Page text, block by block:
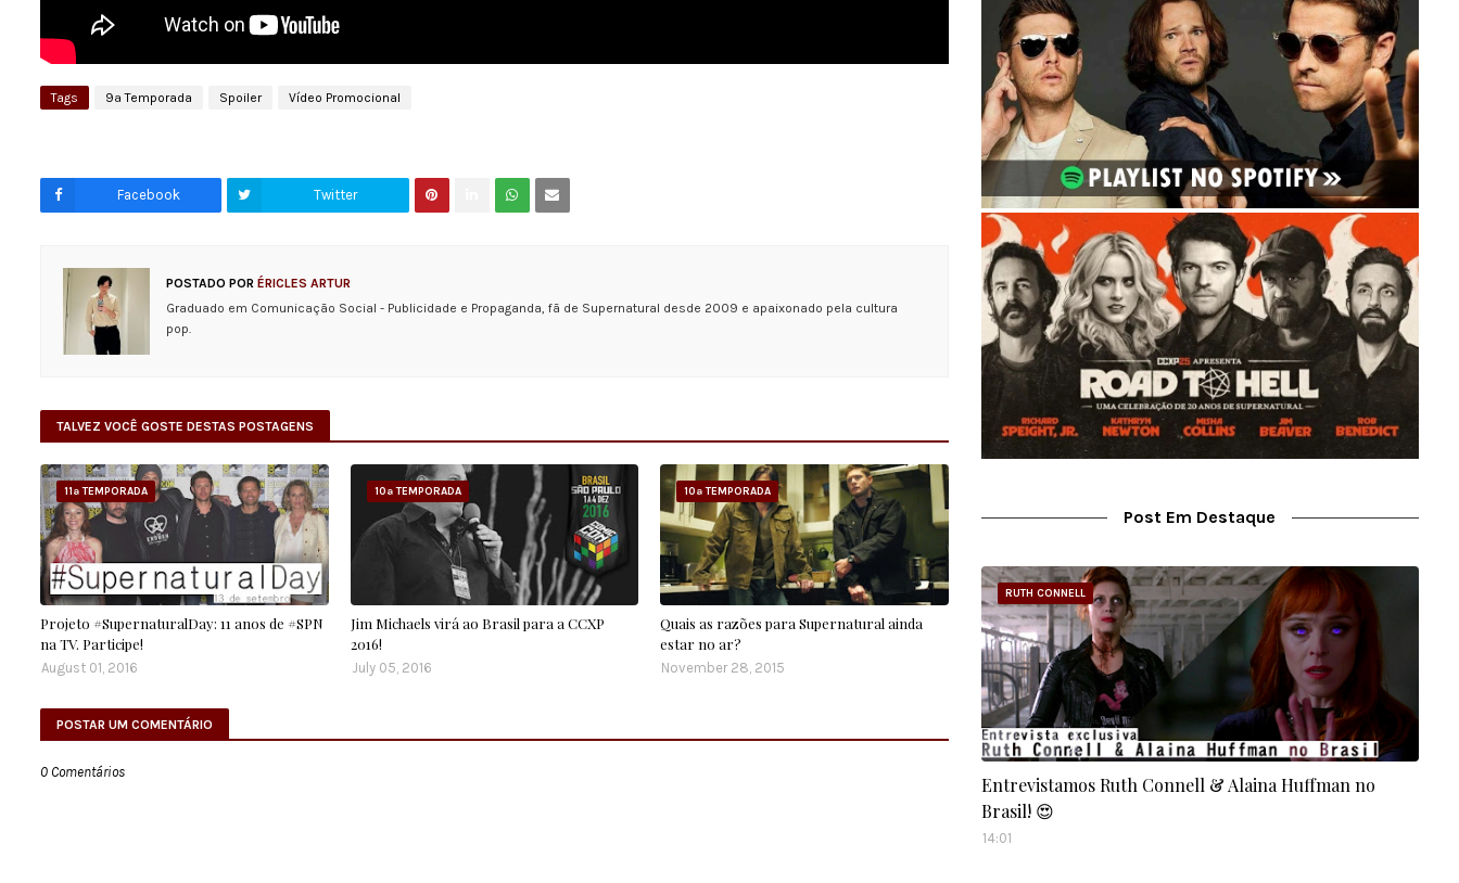
Tags 9ª Temporada Spoiler Vídeo Promocional
Facebook Twitter
POSTADO POR ÉRICLES ARTUR
Graduado em Comunicação Social - Publicidade e Propaganda, fã de Supernatural desde 2009 e apaixonado pela cultura
pop.
TALVEZ VOCÊ GOSTE DESTAS POSTAGENS
11ª TEMPORADA
Projeto #SupernaturalDay: 11 anos de #SPN
na TV. Participe!
August 01, 2016
10ª TEMPORADA
Jim Michaels virá ao Brasil para a CCXP
2016!
July 05, 2016
10ª TEMPORADA
Quais as razões para Supernatural ainda
estar no ar?
November 28, 2015
POSTAR UM COMENTÁRIO
0 Comentários
Post Em Destaque
RUTH CONNELL
Entrevistamos Ruth Connell & Alaina Huffman no
Brasil! 😍
14:01